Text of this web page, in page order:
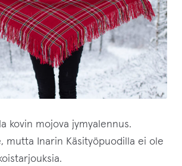
tason
valikko
tason
valikko
tason
kovin mojova jymyalennus.
mutta Inarin Käsityöpuodilla ei ole